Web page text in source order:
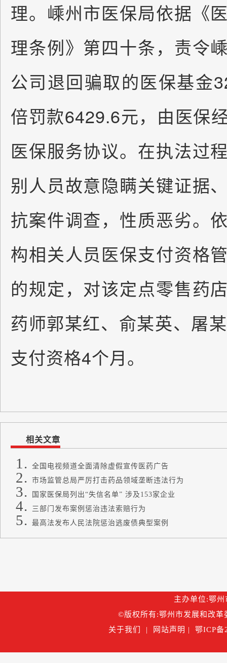
理。嵊州市医保局依据《
理条例》第四十条，责令
公司退回骗取的医保基金
倍罚款6429.6元，由医保
医保服务协议。在执法过
别人员故意隐瞒关键证据
抗案件调查，性质恶劣。
构相关人员医保支付资格
的规定，对该定点零售药
药师郭某红、俞某英、屠
支付资格4个月。
相关文章
全国电视频道全面清除虚假宣传医药广告
市场监管总局严厉打击药品领域垄断违法行为
国家医保局列出“失信名单” 涉及153家企业
三部门发布案例惩治违法索赔行为
最高法发布人民法院惩治逃废债典型案例
主办单位:鄂
©版权所有:鄂州市发展和改革
关于我们
| 网站声明 | 鄂ICP备